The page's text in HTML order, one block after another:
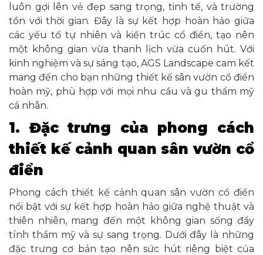
luôn gợi lên vẻ đẹp sang trọng, tinh tế, và trường
tồn với thời gian. Đây là sự kết hợp hoàn hảo giữa
các yếu tố tự nhiên và kiến trúc cổ điển, tạo nên
một không gian vừa thanh lịch vừa cuốn hút. Với
kinh nghiệm và sự sáng tạo, AGS Landscape cam kết
mang đến cho bạn những thiết kế sân vườn cổ điển
hoàn mỹ, phù hợp với mọi nhu cầu và gu thẩm mỹ
cá nhân.
1. Đặc trưng của phong cách
thiết kế cảnh quan sân vườn cổ
điển
Phong cách thiết kế cảnh quan sân vườn cổ điển
nổi bật với sự kết hợp hoàn hảo giữa nghệ thuật và
thiên nhiên, mang đến một không gian sống đầy
tính thẩm mỹ và sự sang trọng. Dưới đây là những
đặc trưng cơ bản tạo nên sức hút riêng biệt của